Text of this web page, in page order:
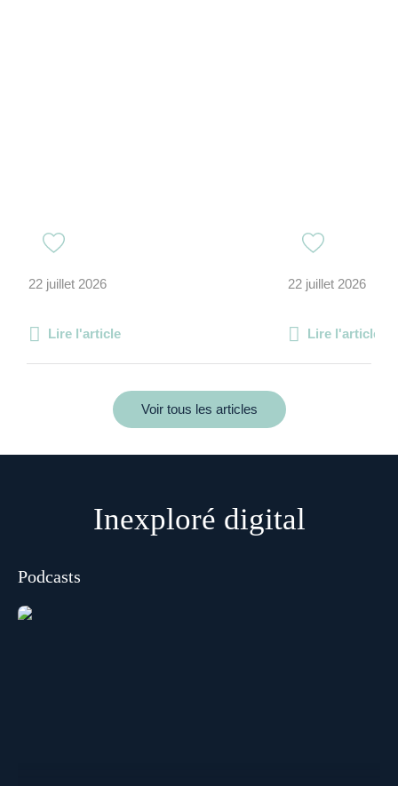
22 juillet 2026
Lire l'article
22 juillet 2026
Lire l'article
Voir tous les articles
Inexploré digital
Podcasts